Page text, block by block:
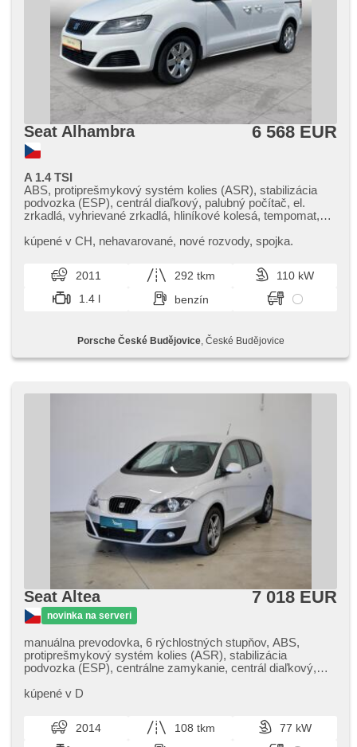
Seat Alhambra 6 568 EUR
A 1.4 TSI
ABS, protiprešmykový systém kolies (ASR), stabilizácia
podvozka (ESP), centrál diaľkový, palubný počítač, el.
zrkadlá, vyhrievané zrkadlá, hliníkové kolesá, tempomat,
autorádio, el. okná, zadný stierač, vonkajší teplomer,
pneumatikách, start-stop system, bluetooth, isofix,
nastaviteľný volant, klimatizácia
kúpené v CH,​ nehavarované,​ nové rozvody,​ spojka.
2011 292 tkm
110 kW
1.4 l
benzín
Porsche České Budějovice, České Budějovice
Seat Altea
novinka na serveri
7 018 EUR
manuálna prevodovka, 6 rýchlostných stupňov, ABS,
protiprešmykový systém kolies (ASR), stabilizácia
podvozka (ESP), centrálne zamykanie, centrál diaľkový,
vyhrievané zrkadlá, hliníkové kolesá, vyhrievané sedadlá,
tónované sklá, hands free, autorádio, el. okná, zadný
stierač, zadná lakťová opierka, vonkajší teplomer, delené
zadné sedadlá, denné svietenie, senzor tlaku v
kúpené v D
2014 108 tkm
77 kW